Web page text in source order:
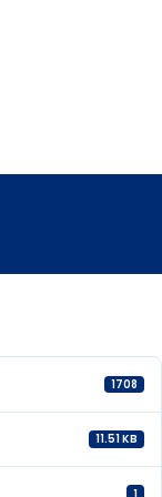
1708
11.51 KB
1